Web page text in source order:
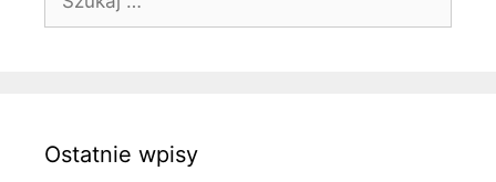
Ostatnie wpisy